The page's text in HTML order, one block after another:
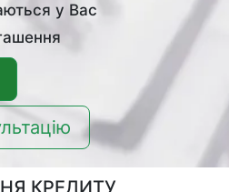
у Вас
КРЕДИТУ